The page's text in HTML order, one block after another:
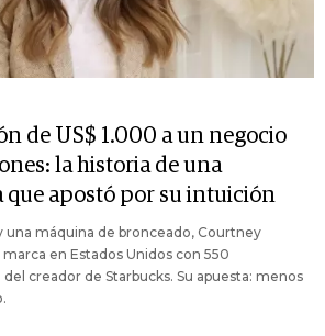
de US$ 1.000 a un negocio
la historia de una
que apostó por su intuición
una máquina de bronceado, Courtney
en Estados Unidos con 550
creador de Starbucks. Su apuesta: menos